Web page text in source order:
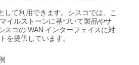
して利用できます。シスコでは、こ
マイルストーンに基づいて製品やサ
スコの WAN インターフェイスに対
を提供しています。